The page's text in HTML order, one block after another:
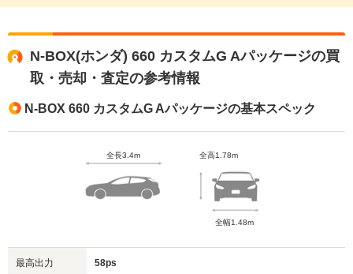
N-BOX(ホンダ) 660 カスタムG Aパッケージの買
取・売却・査定の参考情報
N-BOX 660 カスタムG Aパッケージの基本スペック
全長3.4m 全高1.78m
全幅1.48m
最高出力 58ps